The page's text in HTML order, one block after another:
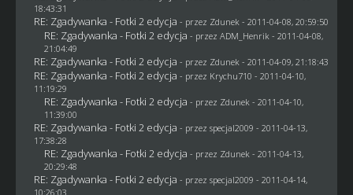
18:43:31
RE: Zgadywanka - Fotki 2 edycja - przez Zdunek - 2011-04-08, 20:59:50
RE: Zgadywanka - Fotki 2 edycja - przez ADM_Henrik - 2011-04-08,
21:04:49
RE: Zgadywanka - Fotki 2 edycja - przez Zdunek - 2011-04-09, 21:18:43
RE: Zgadywanka - Fotki 2 edycja - przez Krychu710 - 2011-04-10,
11:19:29
RE: Zgadywanka - Fotki 2 edycja - przez Zdunek - 2011-04-10,
11:39:00
RE: Zgadywanka - Fotki 2 edycja - przez specjal2009 - 2011-04-13,
17:38:28
RE: Zgadywanka - Fotki 2 edycja - przez Zdunek - 2011-04-13,
20:29:48
RE: Zgadywanka - Fotki 2 edycja - przez specjal2009 - 2011-04-14,
10:26:03